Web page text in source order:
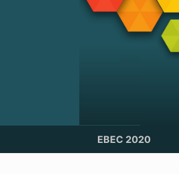
EBEC 2020